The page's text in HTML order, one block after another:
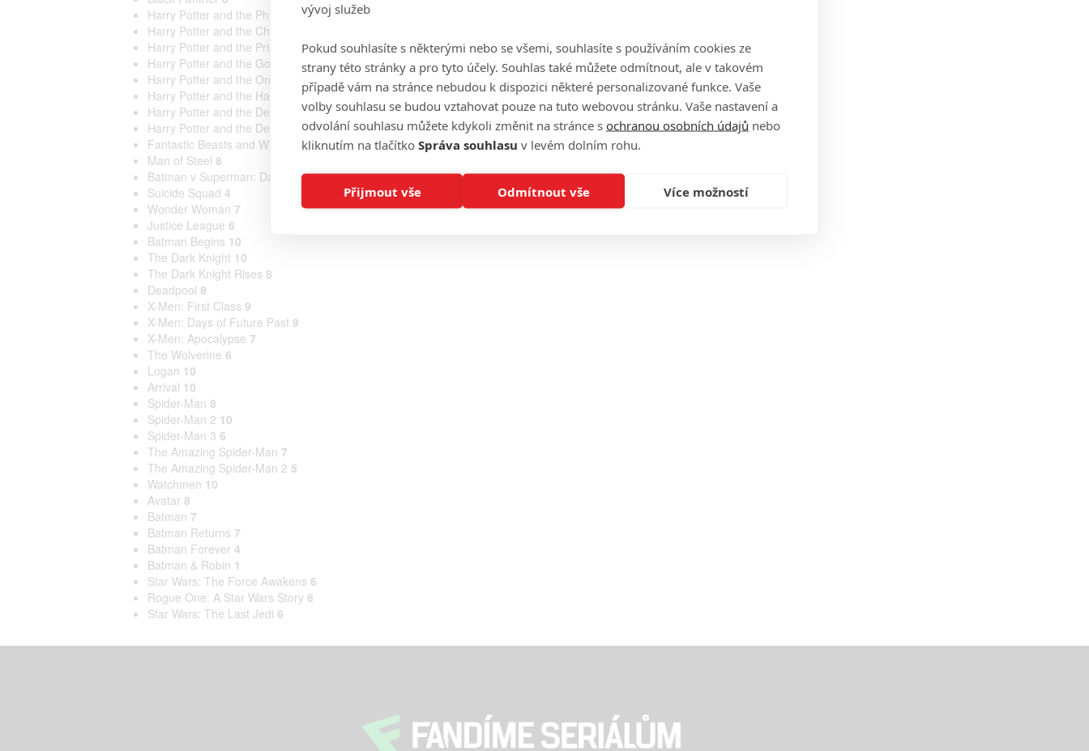
Harry Potter and the Philosopher's Stone 6
Harry Potter and the Chamber of Secrets
Harry Potter and the Prisoner of Azkaban 9
Harry Potter and the Goblet of Fire 8
Harry Potter and the Order of the Phoenix
Harry Potter and the Half-Blood Prince 7
Harry Potter and the Deathly Hallows: Part 1 6
Harry Potter and the Deathly Hallows: Part 2 9
Fantastic Beasts and Where to Find Them 6
Man of Steel 8
Batman v Superman: Dawn of Justice 6
Suicide Squad 4
Wonder Woman 7
Justice League 6
Batman Begins 10
The Dark Knight 10
The Dark Knight Rises 8
Deadpool 8
X-Men: First Class 9
X-Men: Days of Future Past 9
X-Men: Apocalypse 7
The Wolverine 6
Logan 10
Arrival 10
Spider-Man 8
Spider-Man 2 10
Spider-Man 3 6
The Amazing Spider-Man 7
The Amazing Spider-Man 2 5
Watchmen 10
Avatar 8
Batman 7
Batman Returns 7
Batman Forever 4
Batman & Robin 1
Star Wars: The Force Awakens 6
Rogue One: A Star Wars Story 6
Star Wars: The Last Jedi 6
vývoj služeb
Pokud souhlasíte s některými nebo se všemi, souhlasíte s používáním cookies ze
strany této stránky a pro tyto účely. Souhlas také můžete odmítnout, ale v takovém
případě vám na stránce nebudou k dispozici některé personalizované funkce. Vaše
volby souhlasu se budou vztahovat pouze na tuto webovou stránku. Vaše nastavení a
odvolání souhlasu můžete kdykoli změnit na stránce s ochranou osobních údajů nebo
kliknutím na tlačítko Správa souhlasu v levém dolním rohu.
Přijmout vše Odmítnout vše Více možností